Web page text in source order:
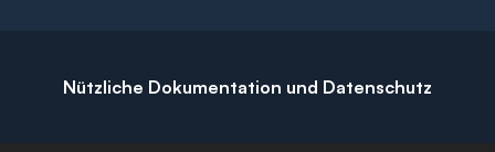
Nützliche Dokumentation und Datenschutz